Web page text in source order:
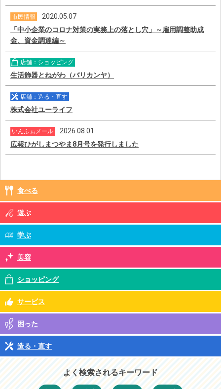
市民情報
2020.05.07
「中小企業のコロナ対策の実務上の落とし穴」～雇用調整助成
金、資金調達編～
店舗：ショッピング
生活飾器とねがわ（バリカンヤ）
店舗：造る・直す
株式会社ユーライフ
いんふぉメール
2026.08.01
広報ひがしまつやま8月号を発行しました
食べる
遊ぶ
学ぶ
美容
ショッピング
サービス
困った
造る・直す
よく検索されるキーワード